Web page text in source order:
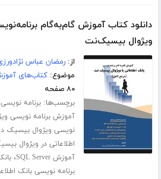
دانلود کتاب آموزش گام‌به‌گام
ویژوال بیسیک‌نت
از:رمضان عباس
موضوع:کتاب‌های
۸۰ صفحه
برچسب‌ها:برنامه
آموزش برنامه نویسی
نویسی ویژوال بیسیک
اطلاعاتی در ویژوال
آموزش SQL Server ،
برنامه نویسی بانک